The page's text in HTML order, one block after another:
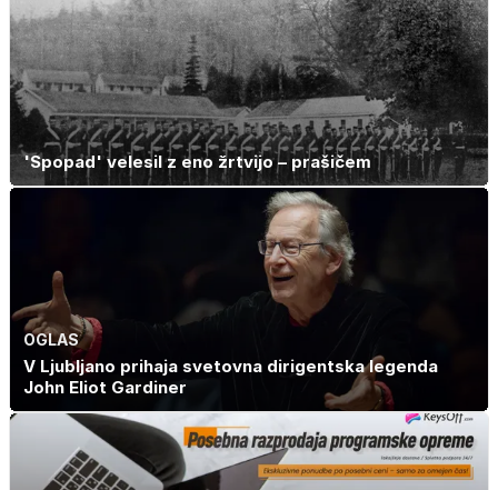
'Spopad' velesil z eno žrtvijo – prašičem
OGLAS
V Ljubljano prihaja svetovna dirigentska legenda
John Eliot Gardiner